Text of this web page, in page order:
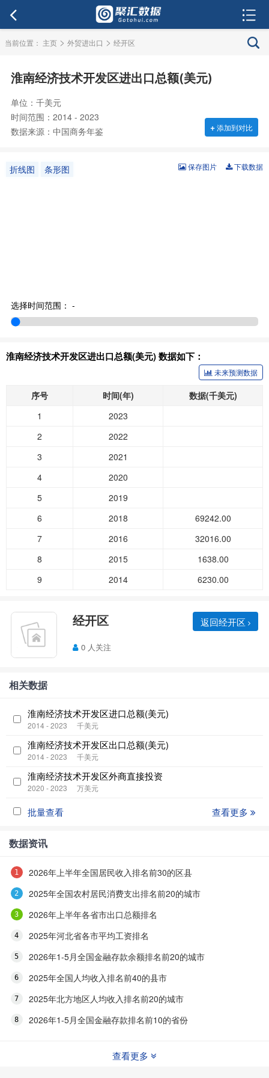
当前位置： 主页 > 外贸进出口 > 经开区
淮南经济技术开发区进出口总额(美元)
单位：千美元
时间范围：2014 - 2023
数据来源：中国商务年鉴
+添加到对比
折线图 条形图 下载数据
保存图片
选择时间范围： -
淮南经济技术开发区进出口总额(美元) 数据如下：
未来预测数据
序号 时间(年)
数据(千美元)
1
2023
2
2022
3
2021
4
2020
5
2019
6
2018
69242.00
7
2016
32016.00
8
2015
1638.00
9
2014 6230.00
经开区 返回经开区
0 人关注
相关数据
淮南经济技术开发区进口总额(美元)
2014 - 2023 千美元
淮南经济技术开发区出口总额(美元)
2014 - 2023 千美元
淮南经济技术开发区外商直接投资
2020 - 2023 万美元
批量查看 查看更多
数据资讯
2026年上半年全国居民收入排名前30的区县
2025年全国农村居民消费支出排名前20的城市
2026年上半年各省市出口总额排名
2025年河北省各市平均工资排名
2026年1-5月全国金融存款余额排名前20的城市
2025年全国人均收入排名前40的县市
2025年北方地区人均收入排名前20的城市
2026年1-5月全国金融存款排名前10的省份
查看更多